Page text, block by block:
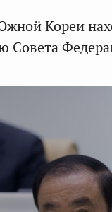
Кореи
Совета